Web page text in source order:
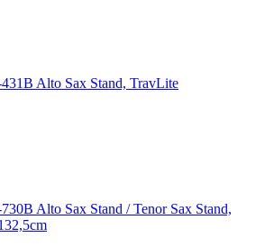
Alto Sax Stand, TravLite
Alto Sax Stand / Tenor Sax Stand,